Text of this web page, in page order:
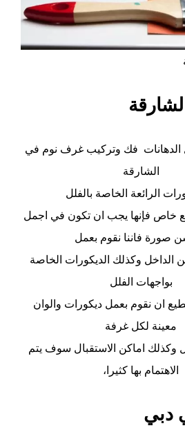
فك وتركيب غرف نوم في
الشارقة
الرائعة الخاصة بالفلل
خاص فإنها يجب ان تكون في اجمل
صورة فاننا نقوم بعمل
الداخل وكذلك الديكورات الخاصة
بواجهات الفلل
ان نقوم بعمل ديكورات والوان
معينة لكل غرفة
اماكن الاستقبال سوف يتم
الاهتمام بها كثيرا،
دبي